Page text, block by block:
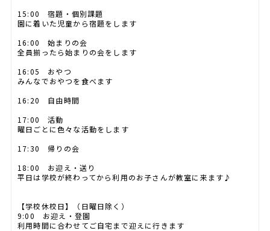
15:00 宿題・個別課題
園に着いた児童から宿題をします
16:00 始まりの会
全員揃ったら始まりの会をします
16:05 おやつ
みんなでおやつを食べます
16:20 自由時間
17:00 活動
曜日ごとに色々な活動をします
17:30 帰りの会
18:00 お迎え・送り
平日は学校が終わってから利用のお子さんが教室に来ます♪
【学校休校日】（日曜日除く）
9:00 お迎え・登園
利用時間に合わせてご自宅まで迎えに行きます